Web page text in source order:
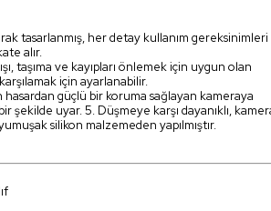
tasarlanmış, her detay kullanım
alır.
taşıma ve kayıpları önlemek için uygun olan
için ayarlanabilir.
hasardan güçlü bir koruma sağlayan kameraya
şekilde uyar. 5. Düşmeye karşı dayanıklı,
silikon malzemeden yapılmıştır.